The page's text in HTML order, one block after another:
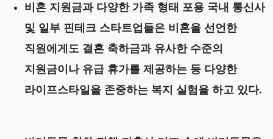
비혼 지원금과 다양한 가족 형태 포용 국내 통신사
및 일부 핀테크 스타트업들은 비혼을 선언한
직원에게도 결혼 축하금과 유사한 수준의
지원금이나 유급 휴가를 제공하는 등 다양한
라이프스타일을 존중하는 복지 실험을 하고 있다.